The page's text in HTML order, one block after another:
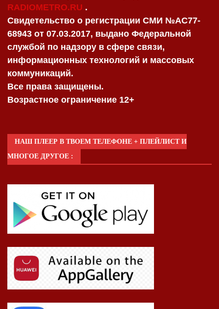
RADIOMETRO.RU .
Свидетельство о регистрации СМИ №AC77-
68943 от 07.03.2017, выдано Федеральной
службой по надзору в сфере связи,
информационных технологий и массовых
коммуникаций.
Все права защищены.
Возрастное ограничение 12+
НАШ ПЛЕЕР В ТВОЕМ ТЕЛЕФОНЕ + ПЛЕЙЛИСТ И
МНОГОЕ ДРУГОЕ :